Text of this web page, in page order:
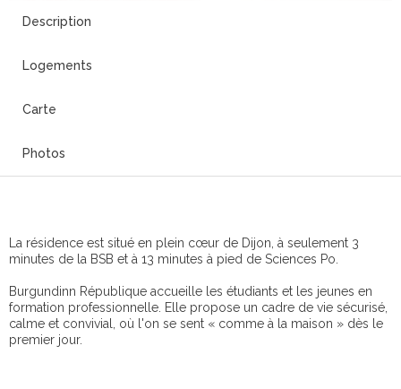
Description
Logements
Carte
Photos
La résidence est situé en plein cœur de Dijon, à seulement 3
minutes de la BSB et à 13 minutes à pied de Sciences Po.
Burgundinn République accueille les étudiants et les jeunes en
formation professionnelle. Elle propose un cadre de vie sécurisé,
calme et convivial, où l'on se sent « comme à la maison » dès le
premier jour.